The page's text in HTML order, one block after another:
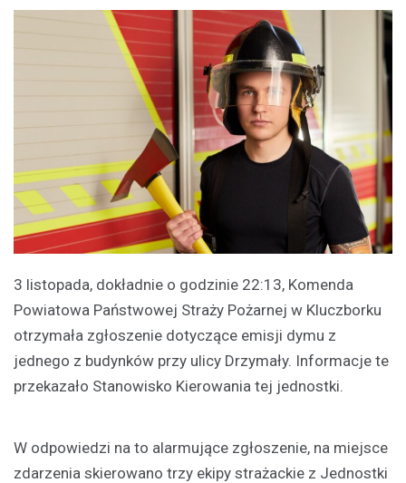
3 listopada, dokładnie o godzinie 22:13, Komenda
Powiatowa Państwowej Straży Pożarnej w Kluczborku
otrzymała zgłoszenie dotyczące emisji dymu z
jednego z budynków przy ulicy Drzymały. Informacje te
przekazało Stanowisko Kierowania tej jednostki.
W odpowiedzi na to alarmujące zgłoszenie, na miejsce
zdarzenia skierowano trzy ekipy strażackie z Jednostki